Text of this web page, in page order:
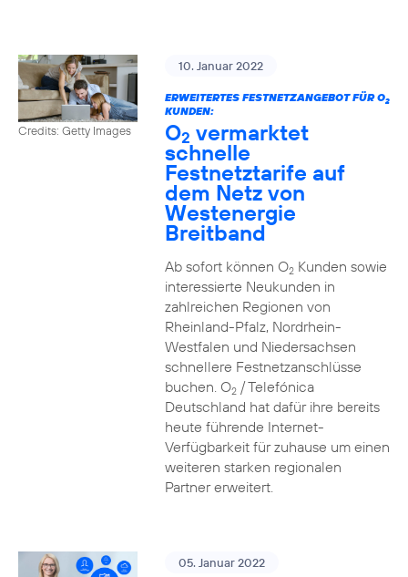
Credits: Getty Images
10. Januar 2022
ERWEITERTES FESTNETZANGEBOT FÜR O2
KUNDEN:
O2 vermarktet
schnelle
Festnetztarife auf
dem Netz von
Westenergie
Breitband
Ab sofort können O2Kunden sowie
interessierte Neukunden in
zahlreichen Regionen von
Rheinland-Pfalz, Nordrhein-
Westfalen und Niedersachsen
schnellere Festnetzanschlüsse
buchen. O2/ Telefónica
Deutschland hat dafür ihre bereits
heute führende Internet-
Verfügbarkeit für zuhause um einen
weiteren starken regionalen
Partner erweitert.
05. Januar 2022